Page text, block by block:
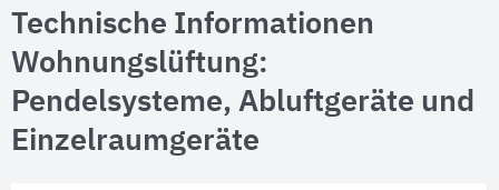
Technische Informationen
Wohnungslüftung:
Pendelsysteme, Abluftgeräte und
Einzelraumgeräte